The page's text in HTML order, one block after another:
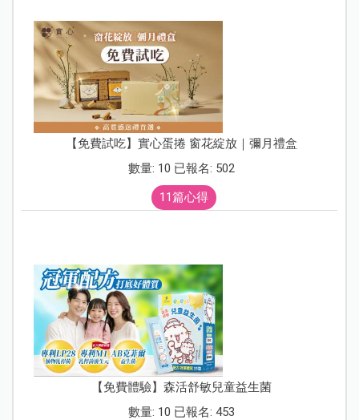
【免費試吃】實心蛋捲 窗花綻放｜彌月禮盒
數量: 10 已報名: 502
11篇心得
【免費體驗】森活舒敏兒童益生菌
數量: 10 已報名: 453